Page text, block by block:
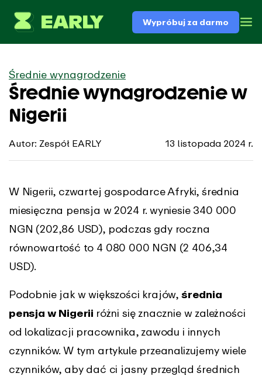
Wypróbuj za darmo
Średnie wynagrodzenie
Średnie wynagrodzenie w
Nigerii
Autor: Zespół EARLY 13 listopada 2024 r.
W Nigerii, czwartej gospodarce Afryki, średnia
miesięczna pensja w 2024 r. wyniesie 340 000
NGN (202,86 USD), podczas gdy roczna
równowartość to 4 080 000 NGN (2 406,34
USD).
Podobnie jak w większości krajów, średnia
pensja w Nigerii różni się znacznie w zależności
od lokalizacji pracownika, zawodu i innych
czynników. W tym artykule przeanalizujemy wiele
czynników, aby dać ci jasny przegląd średnich